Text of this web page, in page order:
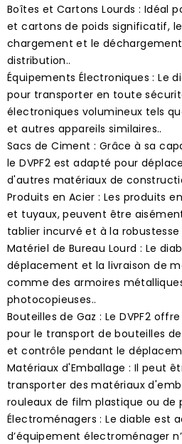
Boîtes et Cartons Lourds : Idéal
et cartons de poids significatif, le
chargement et le
distribution..
Équipements Électroniques : Le
pour transporter en toute
électroniques volumineux tels
et autres appareils similaires..
Sacs de Ciment : Grâce à sa
le DVPF2 est adapté pour
d'autres matériaux de
Produits en Acier : Les produits
et tuyaux, peuvent être
tablier incurvé et à la robustesse
Matériel de Bureau Lourd : Le
déplacement et la livraison de
comme des armoires
photocopieuses..
Bouteilles de Gaz : Le DVPF2
pour le transport de bouteilles
et contrôle pendant le
Matériaux d'Emballage : Il peut
transporter des matériaux
rouleaux de film plastique ou de
Électroménagers : Le diable est
d’équipement électroménager